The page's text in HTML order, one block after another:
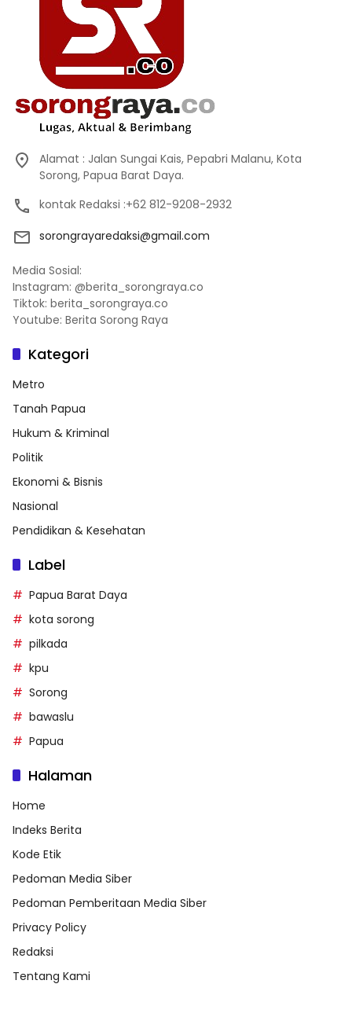
Alamat : Jalan Sungai Kais, Pepabri Malanu, Kota
Sorong, Papua Barat Daya.
kontak Redaksi :+62 812-9208-2932
sorongrayaredaksi@gmail.com
Media Sosial:
Instagram: @berita_sorongraya.co
Tiktok: berita_sorongraya.co
Youtube: Berita Sorong Raya
Kategori
Metro
Tanah Papua
Hukum & Kriminal
Politik
Ekonomi & Bisnis
Nasional
Pendidikan & Kesehatan
Label
Papua Barat Daya
kota sorong
pilkada
kpu
Sorong
bawaslu
Papua
Halaman
Home
Indeks Berita
Kode Etik
Pedoman Media Siber
Pedoman Pemberitaan Media Siber
Privacy Policy
Redaksi
Tentang Kami